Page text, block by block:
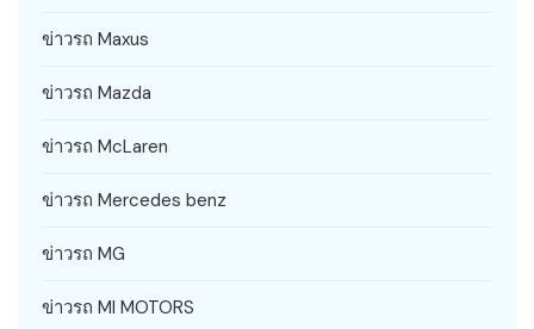
ข่าวรถ Maxus
ข่าวรถ Mazda
ข่าวรถ McLaren
ข่าวรถ Mercedes benz
ข่าวรถ MG
ข่าวรถ MI MOTORS